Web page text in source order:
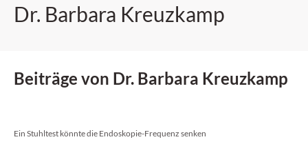
Dr. Barbara Kreuzkamp
Beiträge von Dr. Barbara Kreuzkamp
Ein Stuhltest könnte die Endoskopie-Frequenz senken